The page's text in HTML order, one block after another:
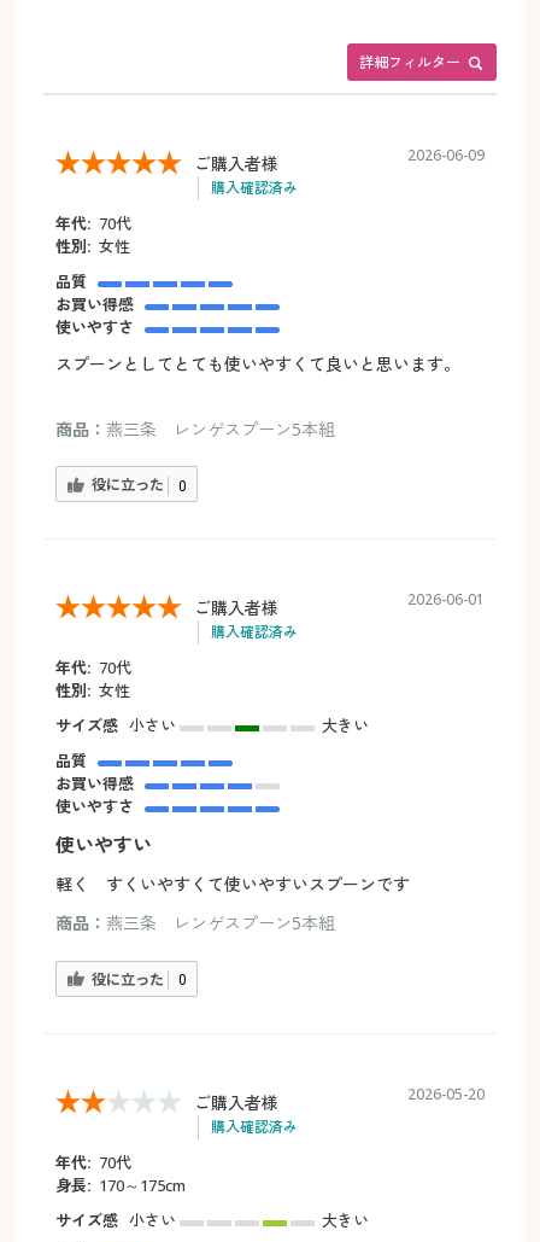
詳細フィルター
ご購入者様
購入確認済み
2026-06-09
年代: 70代
性別: 女性
品質
お買い得感
使いやすさ
スプーンとしてとても使いやすくて良いと思います。
商品： 燕三条 レンゲスプーン5本組
役に立った 0
ご購入者様
購入確認済み
2026-06-01
年代: 70代
性別: 女性
サイズ感 小さい
大きい
品質
お買い得感
使いやすさ
使いやすい
軽く すくいやすくて使いやすいスプーンです
商品： 燕三条 レンゲスプーン5本組
役に立った 0
ご購入者様
購入確認済み
2026-05-20
年代: 70代
身長: 170～175cm
サイズ感 小さい
大きい